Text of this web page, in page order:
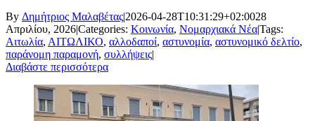
By Δημήτριος Μαλαβέτας|2026-04-28T10:31:29+02:0028
Απριλίου, 2026|Categories: Κοινωνία, Νομαρχιακά Νέα|Tags:
Αιτωλία, ΑΙΤΩΛΙΚΟ, αλλοδαποί, αστυνομία, αστυνομικό δελτίο,
παράνομη παραμονή, συλλήψεις|
Διαβάστε περισσότερα